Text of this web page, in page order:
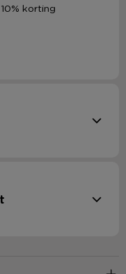
korting